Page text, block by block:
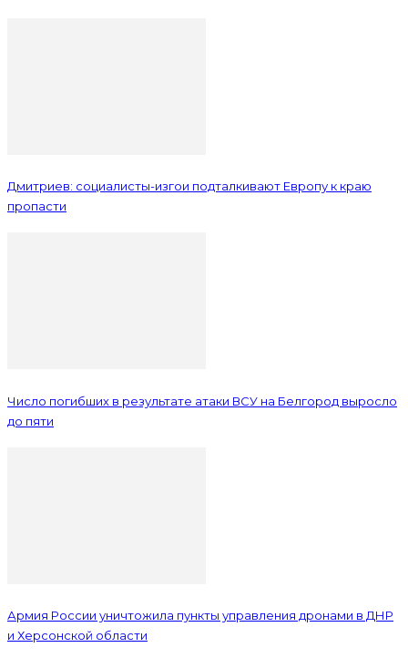
Дмитриев: социалисты-изгои подталкивают Европу к краю
пропасти
Число погибших в результате атаки ВСУ на Белгород выросло
до пяти
Армия России уничтожила пункты управления дронами в ДНР
и Херсонской области